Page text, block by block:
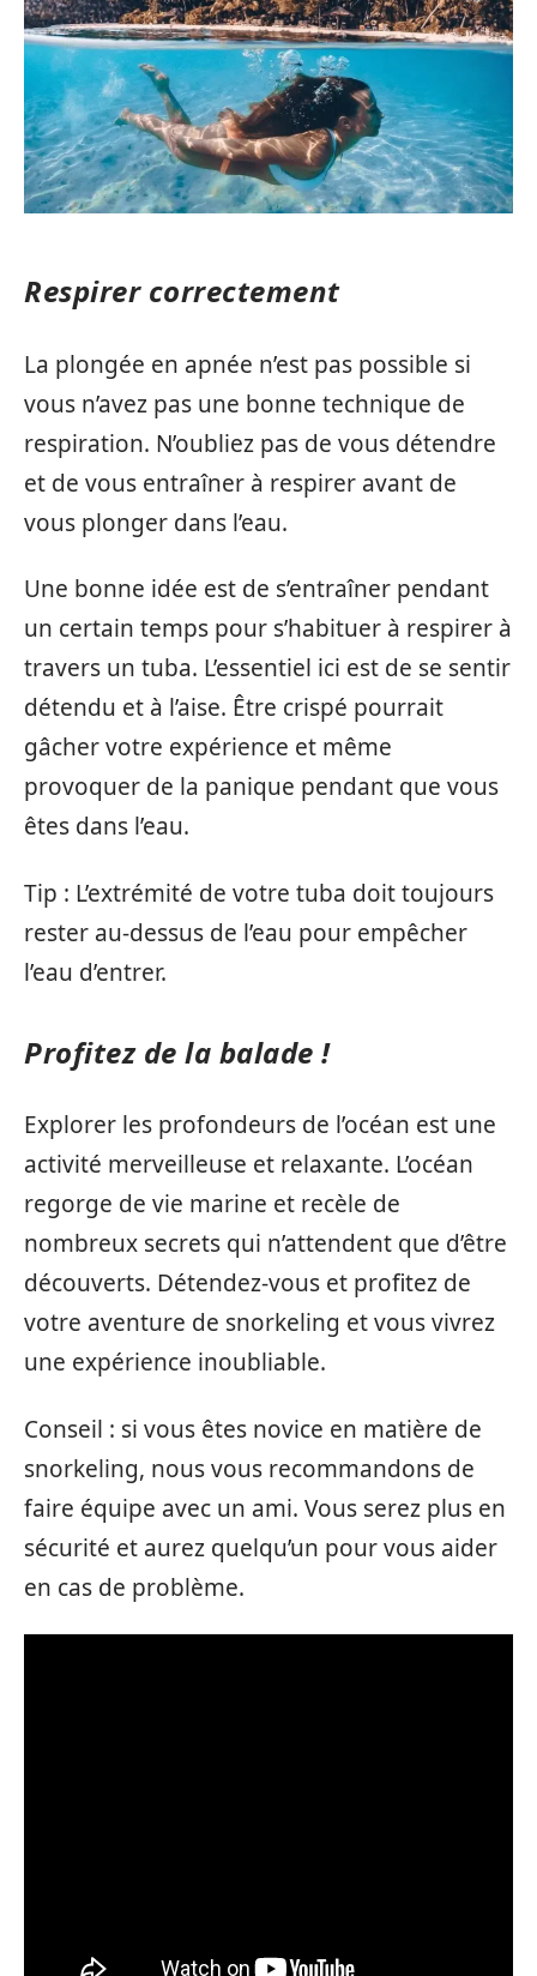
Respirer correctement
La plongée en apnée n’est pas possible si
vous n’avez pas une bonne technique de
respiration. N’oubliez pas de vous détendre
et de vous entraîner à respirer avant de
vous plonger dans l’eau.
Une bonne idée est de s’entraîner pendant
un certain temps pour s’habituer à respirer à
travers un tuba. L’essentiel ici est de se sentir
détendu et à l’aise. Être crispé pourrait
gâcher votre expérience et même
provoquer de la panique pendant que vous
êtes dans l’eau.
Tip : L’extrémité de votre tuba doit toujours
rester au-dessus de l’eau pour empêcher
l’eau d’entrer.
Profitez de la balade !
Explorer les profondeurs de l’océan est une
activité merveilleuse et relaxante. L’océan
regorge de vie marine et recèle de
nombreux secrets qui n’attendent que d’être
découverts. Détendez-vous et profitez de
votre aventure de snorkeling et vous vivrez
une expérience inoubliable.
Conseil : si vous êtes novice en matière de
snorkeling, nous vous recommandons de
faire équipe avec un ami. Vous serez plus en
sécurité et aurez quelqu’un pour vous aider
en cas de problème.